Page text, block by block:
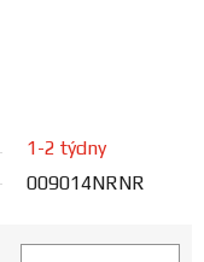
1-2 týdny
009014NRNR